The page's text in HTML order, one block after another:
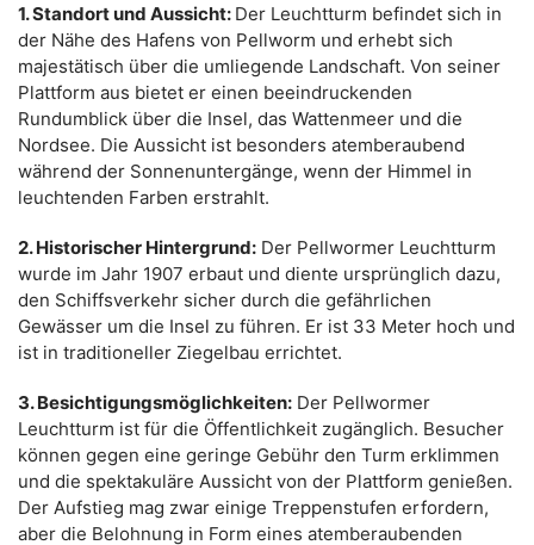
1. Standort und Aussicht: Der Leuchtturm befindet sich in
der Nähe des Hafens von Pellworm und erhebt sich
majestätisch über die umliegende Landschaft. Von seiner
Plattform aus bietet er einen beeindruckenden
Rundumblick über die Insel, das Wattenmeer und die
Nordsee. Die Aussicht ist besonders atemberaubend
während der Sonnenuntergänge, wenn der Himmel in
leuchtenden Farben erstrahlt.
2. Historischer Hintergrund: Der Pellwormer Leuchtturm
wurde im Jahr 1907 erbaut und diente ursprünglich dazu,
den Schiffsverkehr sicher durch die gefährlichen
Gewässer um die Insel zu führen. Er ist 33 Meter hoch und
ist in traditioneller Ziegelbau errichtet.
3. Besichtigungsmöglichkeiten: Der Pellwormer
Leuchtturm ist für die Öffentlichkeit zugänglich. Besucher
können gegen eine geringe Gebühr den Turm erklimmen
und die spektakuläre Aussicht von der Plattform genießen.
Der Aufstieg mag zwar einige Treppenstufen erfordern,
aber die Belohnung in Form eines atemberaubenden